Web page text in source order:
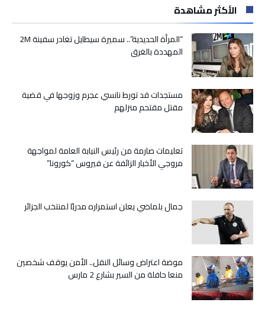
ألف
شخص
سيستفيدون
الري
ضمن
الماء
في
الأكثر مشاهدة
“المرأة الحديدية”.. سميرة سيطايل تغادر سفينة 2M
المهددة بالغرق
مستجدات قد تورط نانسي عجرم وزوجها في قضية
مقتل مقتحم منزلهم
تعليمات صارمة من رئيس النيابة العامة لمواجهة
مروجي الأخبار الزائفة عن فيروس “كورونا”
جمال بلماضي يعلن استمراره مدربًا لمنتخب الجزائر
موضة اعتراض وسائل النقل.. الأمن يوقف شخصين
منعا حافلة من السير بشارع 2 مارس